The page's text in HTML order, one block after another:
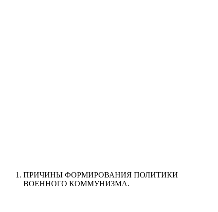
ПРИЧИНЫ ФОРМИРОВАНИЯ ПОЛИТИКИ
ВОЕННОГО КОММУНИЗМА.